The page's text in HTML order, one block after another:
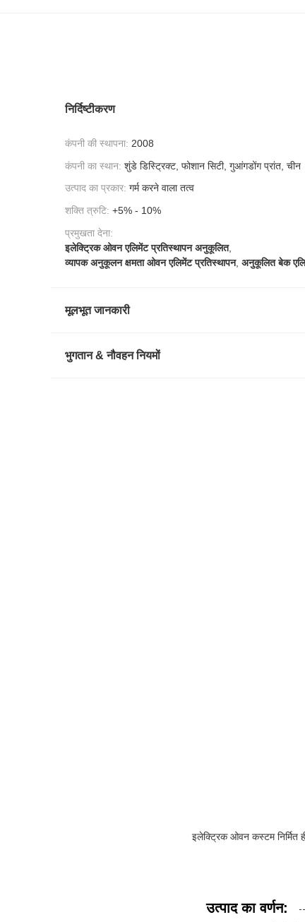
निर्दिष्टीकरण
कंपनी की स्थापना: 2008
कंपनी का स्थान: शुंडे डिस्ट्रिक्ट, फोशान सिटी, गुआंगडोंग प्रांत, चीन
उत्पाद का प्रकार: गर्म करने वाला तत्व
शक्ति त्रुटि: +5% - 10%
प्रमुखता देना:
इलेक्ट्रिक ओवन एलिमेंट प्रतिस्थापन अनुकूलित,
व्यापक अनुकूलन क्षमता ओवन एलिमेंट प्रतिस्थापन, अनुकूलित बेक
मूलभूत जानकारी
भुगतान & नौवहन नियमों
इलेक्ट्रिक ओवन कस्टम निर्मित
उत्पाद का वर्णन: